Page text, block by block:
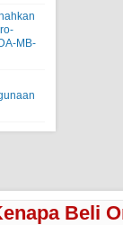
MB-
Beli